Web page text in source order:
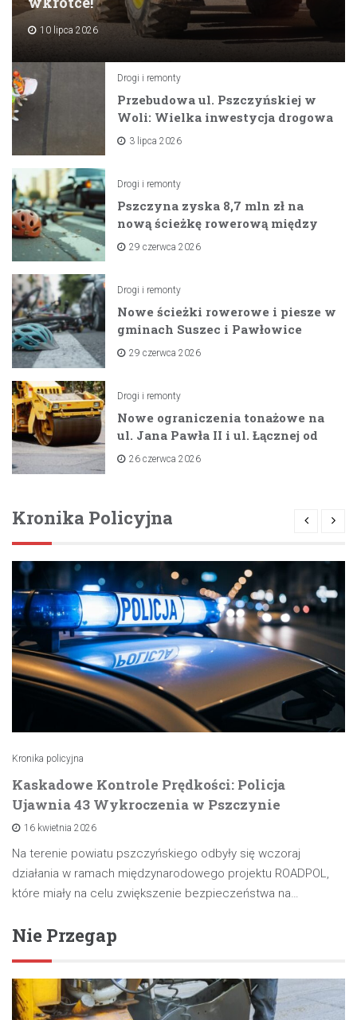
10 lipca 2026
Drogi i remonty
Przebudowa ul. Pszczyńskiej w
Woli: Wielka inwestycja drogowa
na horyzoncie
3 lipca 2026
Drogi i remonty
Pszczyna zyska 8,7 mln zł na
nową ścieżkę rowerową między
zaporami
29 czerwca 2026
Drogi i remonty
Nowe ścieżki rowerowe i piesze w
gminach Suszec i Pawłowice
dzięki unijnemu wsparciu
29 czerwca 2026
Drogi i remonty
Nowe ograniczenia tonażowe na
ul. Jana Pawła II i ul. Łącznej od
lipca 2026 roku
26 czerwca 2026
Kronika Policyjna
Kronika policyjna
Kaskadowe Kontrole Prędkości: Policja
Ujawnia 43 Wykroczenia w Pszczynie
16 kwietnia 2026
Na terenie powiatu pszczyńskiego odbyły się wczoraj
działania w ramach międzynarodowego projektu ROADPOL,
które miały na celu zwiększenie bezpieczeństwa na…
Nie Przegap